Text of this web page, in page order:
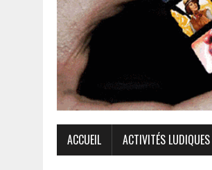
ACCUEIL ACTIVITÉS LUDIQUES